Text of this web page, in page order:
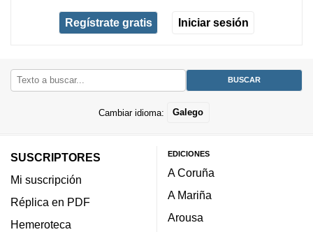
Regístrate gratis Iniciar sesión
Cambiar idioma: Galego
SUSCRIPTORES
Mi suscripción
Réplica en PDF
Hemeroteca
EDICIONES
A Coruña
A Mariña
Arousa